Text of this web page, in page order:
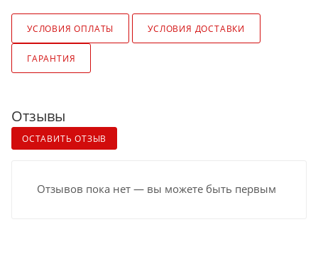
УСЛОВИЯ ОПЛАТЫ УСЛОВИЯ ДОСТАВКИ
ГАРАНТИЯ
Отзывы
ОСТАВИТЬ ОТЗЫВ
Отзывов пока нет — вы можете быть первым